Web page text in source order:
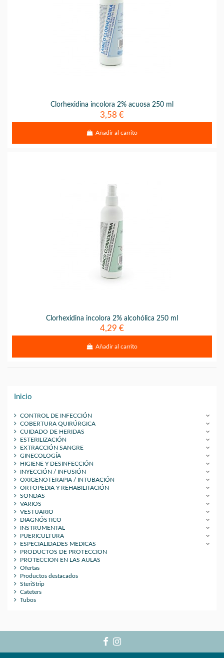
Clorhexidina incolora 2% acuosa 250 ml
3,58 €
Añadir al carrito
Clorhexidina incolora 2% alcohólica 250 ml
4,29 €
Añadir al carrito
Inicio
CONTROL DE INFECCIÓN
COBERTURA QUIRÚRGICA
CUIDADO DE HERIDAS
ESTERILIZACIÓN
EXTRACCIÓN SANGRE
GINECOLOGÍA
HIGIENE Y DESINFECCIÓN
INYECCIÓN / INFUSIÓN
OXIGENOTERAPIA / INTUBACIÓN
ORTOPEDIA Y REHABILITACIÓN
SONDAS
VARIOS
VESTUARIO
DIAGNÓSTICO
INSTRUMENTAL
PUERICULTURA
ESPECIALIDADES MEDICAS
PRODUCTOS DE PROTECCION
PROTECCION EN LAS AULAS
Ofertas
Productos destacados
SteriStrip
Cateters
Tubos